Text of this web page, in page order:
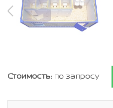
Стоимость: по запросу